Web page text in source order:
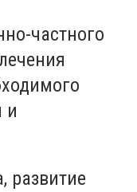
частного
и
развитие